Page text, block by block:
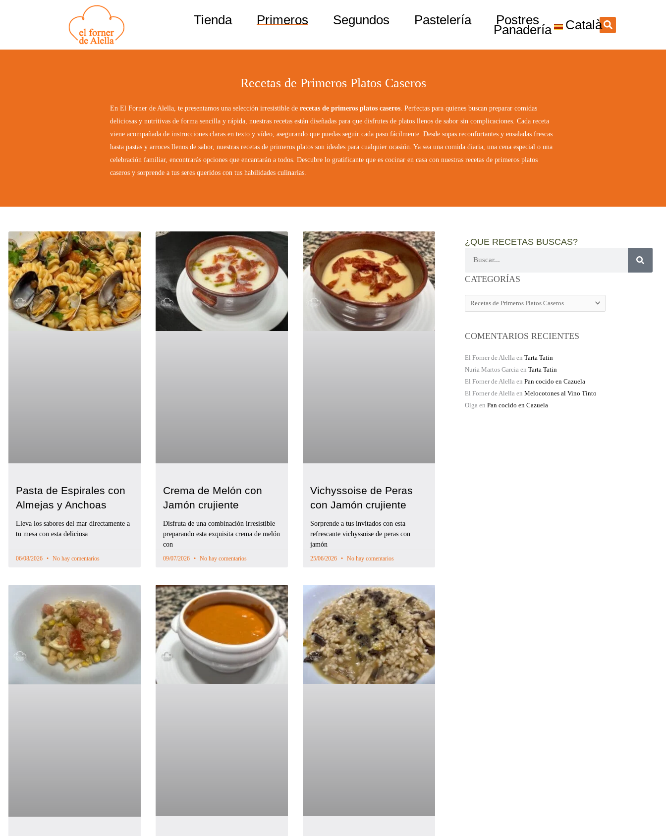
Tienda Primeros Segundos Pastelería Postres
Panadería Català
Recetas de Primeros Platos Caseros
En El Forner de Alella, te presentamos una selección irresistible de recetas de primeros platos caseros. Perfectas para quienes buscan preparar comidas
deliciosas y nutritivas de forma sencilla y rápida, nuestras recetas están diseñadas para que disfrutes de platos llenos de sabor sin complicaciones. Cada receta
viene acompañada de instrucciones claras en texto y vídeo, asegurando que puedas seguir cada paso fácilmente. Desde sopas reconfortantes y ensaladas frescas
hasta pastas y arroces llenos de sabor, nuestras recetas de primeros platos son ideales para cualquier ocasión. Ya sea una comida diaria, una cena especial o una
celebración familiar, encontrarás opciones que encantarán a todos. Descubre lo gratificante que es cocinar en casa con nuestras recetas de primeros platos
caseros y sorprende a tus seres queridos con tus habilidades culinarias.
Pasta de Espirales con
Almejas y Anchoas
Lleva los sabores del mar directamente a
tu mesa con esta deliciosa
06/08/2026 No hay comentarios
Crema de Melón con
Jamón crujiente
Disfruta de una combinación irresistible
preparando esta exquisita crema de melón
con
09/07/2026 No hay comentarios
Vichyssoise de Peras
con Jamón crujiente
Sorprende a tus invitados con esta
refrescante vichyssoise de peras con
jamón
25/06/2026 No hay comentarios
PáginaPágina
Página Página
¿QUE RECETAS BUSCAS?
CATEGORÍAS
CATEGORÍAS
COMENTARIOS RECIENTES
El Forner de Alella enTarta Tatin
Nuria Martos Garcia enTarta Tatin
El Forner de Alella enPan cocido en Cazuela
El Forner de Alella enMelocotones al Vino Tinto
Olga enPan cocido en Cazuela